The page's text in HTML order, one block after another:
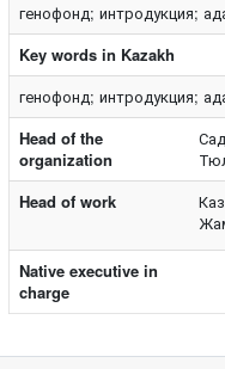
генофонд; интродукция;
Key words in Kazakh
генофонд; интродукция;
Head of the
organization
Head of work
Native executive in
charge